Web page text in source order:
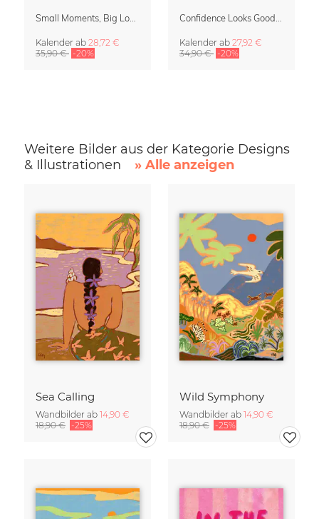
Small Moments, Big Love – Mutterschaftskalender von Giselle Dekel
Kalender ab 28,72 €
35,90 € -20%
Confidence Looks Good On You Kalender 2027
Kalender ab 27,92 €
34,90 € -20%
Weitere Bilder aus der Kategorie Designs
& Illustrationen
» Alle anzeigen
Sea Calling
Wandbilder ab 14,90 €
18,90 € -25%
Wild Symphony
Wandbilder ab 14,90 €
18,90 € -25%